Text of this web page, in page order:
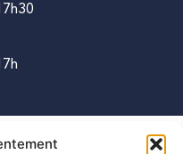
2025 © Propulsé